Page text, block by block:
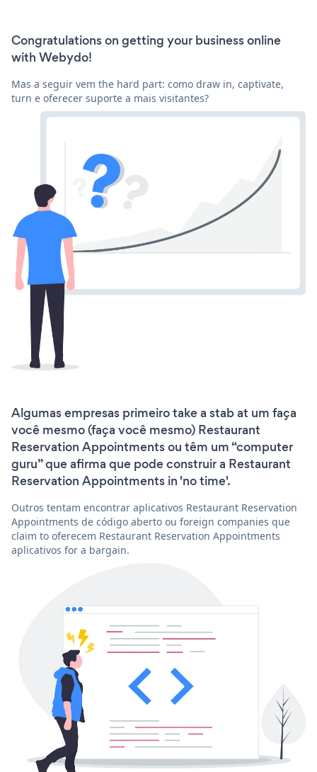
Congratulations on getting your business online
with Webydo!
Mas a seguir vem the hard part: como draw in, captivate,
turn e oferecer suporte a mais visitantes?
Algumas empresas primeiro take a stab at um faça
você mesmo (faça você mesmo) Restaurant
Reservation Appointments ou têm um “computer
guru” que afirma que pode construir a Restaurant
Reservation Appointments in 'no time'.
Outros tentam encontrar aplicativos Restaurant Reservation
Appointments de código aberto ou foreign companies que
claim to oferecem Restaurant Reservation Appointments
aplicativos for a bargain.